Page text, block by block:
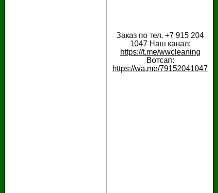
Заказ по тел. +7 915 204
1047 Наш канал:
https://t.me/wwcleaning
Вотсап:
https://wa.me/79152041047